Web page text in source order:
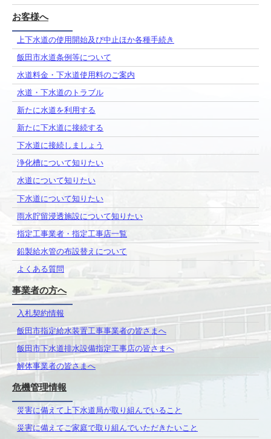
お客様へ
上下水道の使用開始及び中止ほか各種手続き
飯田市水道条例等について
水道料金・下水道使用料のご案内
水道・下水道のトラブル
新たに水道を利用する
新たに下水道に接続する
下水道に接続しましょう
浄化槽について知りたい
水道について知りたい
下水道について知りたい
雨水貯留浸透施設について知りたい
指定工事業者・指定工事店一覧
鉛製給水管の布設替えについて
よくある質問
事業者の方へ
入札契約情報
飯田市指定給水装置工事事業者の皆さまへ
飯田市下水道排水設備指定工事店の皆さまへ
解体事業者の皆さまへ
危機管理情報
災害に備えて上下水道局が取り組んでいること
災害に備えてご家庭で取り組んでいただきたいこと